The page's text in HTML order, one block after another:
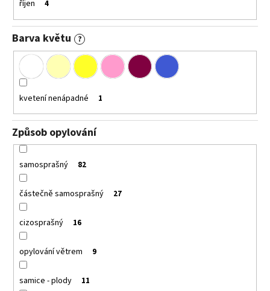
říjen 4
Barva květu ?
kvetení nenápadné 1
Způsob opylování
samosprašný 82
částečně samosprašný 27
cizosprašný 16
opylování větrem 9
samice - plody 11